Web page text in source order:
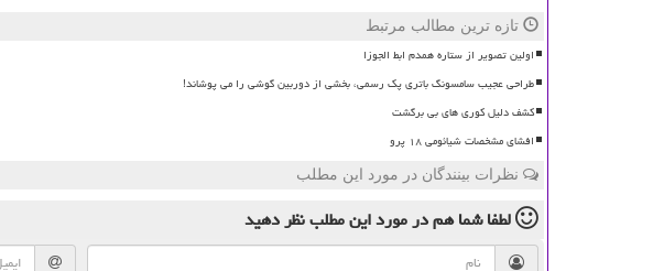
تازه ترین مطالب مرتبط
اولین تصویر از ستاره همدم ابط الجوزا
طراحی عجیب سامسونگ باتری پک رسمی، بخشی از دوربین گوشی را می پوشاند!
کشف دلیل کوری های بی برگشت
افشای مشخصات شیائومی ۱۸ پرو
نظرات بینندگان در مورد این مطلب
لطفا شما همدر مورد این مطلبنظر دهید